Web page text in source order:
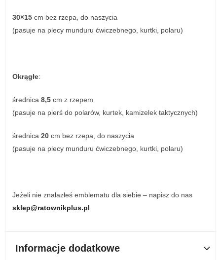
30×15 cm bez rzepa, do naszycia
(pasuje na plecy munduru ćwiczebnego, kurtki, polaru)
Okrągłe:
średnica 8,5 cm z rzepem
(pasuje na pierś do polarów, kurtek, kamizelek taktycznych)
średnica 20 cm bez rzepa, do naszycia
(pasuje na plecy munduru ćwiczebnego, kurtki, polaru)
Jeżeli nie znalazłeś emblematu dla siebie – napisz do nas
sklep@ratownikplus.pl
Informacje dodatkowe